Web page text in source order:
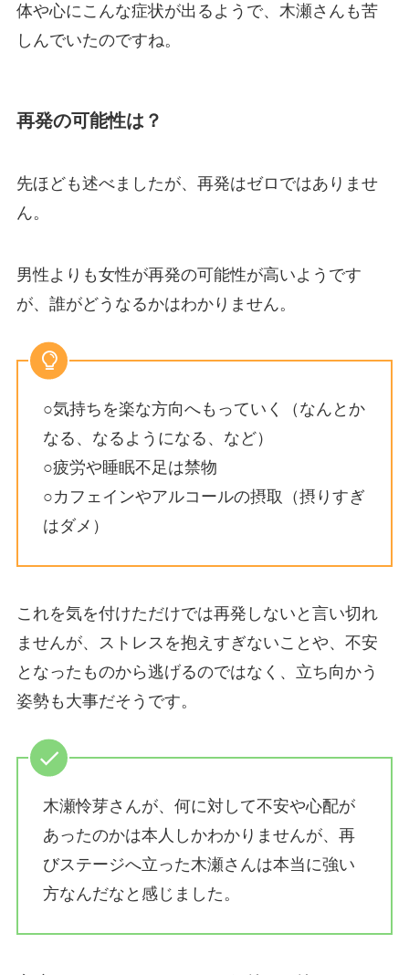
体や心にこんな症状が出るようで、木瀬さんも苦
しんでいたのですね。
再発の可能性は？
先ほども述べましたが、再発はゼロではありませ
ん。
男性よりも女性が再発の可能性が高いようです
が、誰がどうなるかはわかりません。
○気持ちを楽な方向へもっていく（なんとか
なる、なるようになる、など）
○疲労や睡眠不足は禁物
○カフェインやアルコールの摂取（摂りすぎ
はダメ）
これを気を付けただけでは再発しないと言い切れ
ませんが、ストレスを抱えすぎないことや、不安
となったものから逃げるのではなく、立ち向かう
姿勢も大事だそうです。
木瀬怜芽さんが、何に対して不安や心配が
あったのかは本人しかわかりませんが、再
びステージへ立った木瀬さんは本当に強い
方なんだなと感じました。